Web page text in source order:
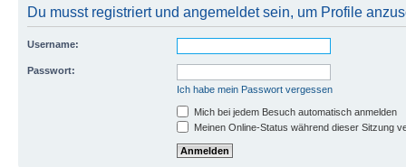
Du musst registriert und angemeldet sein, um Profile
Username:
Passwort:
Ich habe mein Passwort vergessen
Mich bei jedem Besuch automatisch anmelden
Meinen Online-Status während dieser Sitzung